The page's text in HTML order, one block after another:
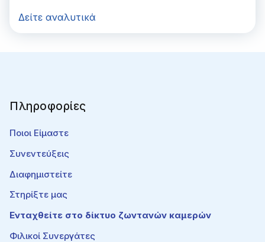
Δείτε αναλυτικά
Πληροφορίες
Ποιοι Είμαστε
Συνεντεύξεις
Διαφημιστείτε
Στηρίξτε μας
Ενταχθείτε στο δίκτυο ζωντανών καμερών
Φιλικοί Συνεργάτες